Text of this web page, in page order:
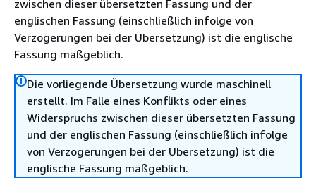
zwischen dieser übersetzten Fassung und der
englischen Fassung (einschließlich infolge von
Verzögerungen bei der Übersetzung) ist die englische
Fassung maßgeblich.
Die vorliegende Übersetzung wurde maschinell
erstellt. Im Falle eines Konflikts oder eines
Widerspruchs zwischen dieser übersetzten Fassung
und der englischen Fassung (einschließlich infolge
von Verzögerungen bei der Übersetzung) ist die
englische Fassung maßgeblich.